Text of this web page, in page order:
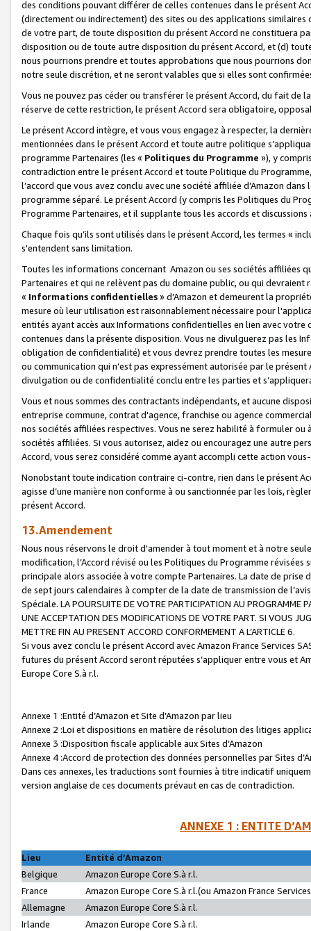
des conditions pouvant différer de celles contenues dans le présent
(directement ou indirectement) des sites ou des applications
de votre part, de toute disposition du présent Accord ne constituera
disposition ou de toute autre disposition du présent Accord, et (d)
nous pourrions prendre et toutes approbations que nous pourrions
notre seule discrétion, et ne seront valables que si elles sont
Vous ne pouvez pas céder ou transférer le présent Accord, du fait de
réserve de cette restriction, le présent Accord sera obligatoire,
Le présent Accord intègre, et vous vous engagez à respecter, la
mentionnées dans le présent Accord et toute autre politique
programme Partenaires (les « Politiques du Programme »), y
contradiction entre le présent Accord et toute Politique du
l’accord que vous avez conclu avec une société affiliée d’Amazon
programme séparé. Le présent Accord (y compris les Politiques du
Programme Partenaires, et il supplante tous les accords et discussions
Chaque fois qu’ils sont utilisés dans le présent Accord, les termes «
s'entendent sans limitation.
Toutes les informations concernant Amazon ou ses sociétés affiliées
Partenaires et qui ne relèvent pas du domaine public, ou qui
« Informations confidentielles» d’Amazon et demeurent la
mesure où leur utilisation est raisonnablement nécessaire pour
entités ayant accès aux Informations confidentielles en lien avec
contenues dans la présente disposition. Vous ne divulguerez pas les
obligation de confidentialité) et vous devrez prendre toutes les
ou communication qui n’est pas expressément autorisée par le
divulgation ou de confidentialité conclu entre les parties et
Vous et nous sommes des contractants indépendants, et aucune
entreprise commune, contrat d'agence, franchise ou agence
nos sociétés affiliées respectives. Vous ne serez habilité à formuler
sociétés affiliées. Si vous autorisez, aidez ou encouragez une autre
Accord, vous serez considéré comme ayant accompli cette action
Nonobstant toute indication contraire ci-contre, rien dans le présent
agisse d’une manière non conforme à ou sanctionnée par les lois,
présent Accord.
13.Amendement
Nous nous réservons le droit d'amender à tout moment et à notre
modification, l’Accord révisé ou les Politiques du Programme
principale alors associée à votre compte Partenaires. La date de
de sept jours calendaires à compter de la date de transmission de
Spéciale. LA POURSUITE DE VOTRE PARTICIPATION AU PROGRAMME
UNE ACCEPTATION DES MODIFICATIONS DE VOTRE PART. SI VOUS
METTRE FIN AU PRESENT ACCORD CONFORMEMENT A L’ARTICLE 6.
Si vous avez conclu le présent Accord avec Amazon France Services
futures du présent Accord seront réputées s’appliquer entre vous et
Europe Core S.à r.l.
Annexe 1 :Entité d’Amazon et Site d’Amazon par lieu
Annexe 2 :Loi et dispositions en matière de résolution des litiges
Annexe 3 :Disposition fiscale applicable aux Sites d’Amazon
Annexe 4 :Accord de protection des données personnelles par Sites
Dans ces annexes, les traductions sont fournies à titre indicatif
version anglaise de ces documents prévaut en cas de contradiction.
ANNEXE 1 : ENTITE
Lieu
Entité d’Amazon
Belgique
Amazon Europe Core S.à r.l.
France
Amazon Europe Core S.à r.l.(ou Amazon France
Allemagne
Amazon Europe Core S.à r.l.
Irlande
Amazon Europe Core S.à r.l.